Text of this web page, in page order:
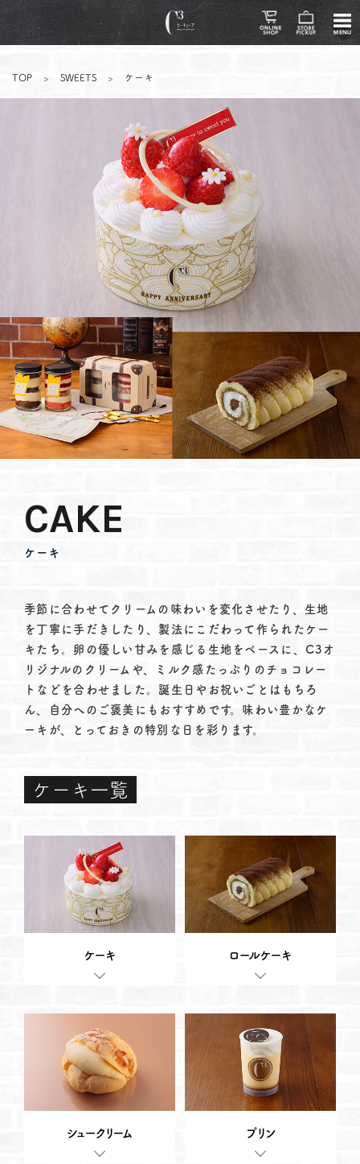
TOP > SWEETS > ケーキ
CAKE
ケーキ
季節に合わせてクリームの味わいを変化させたり、生地
を丁寧に手だきしたり、製法にこだわって作られたケー
キたち。卵の優しい甘みを感じる生地をベースに、C3オ
リジナルのクリームや、ミルク感たっぷりのチョコレー
トなどを合わせました。誕生日やお祝いごとはもちろ
ん、自分へのご褒美にもおすすめです。味わい豊かなケ
ーキが、とっておきの特別な日を彩ります。
ケーキ一覧
ケーキ ロールケーキ
シュークリーム プリン